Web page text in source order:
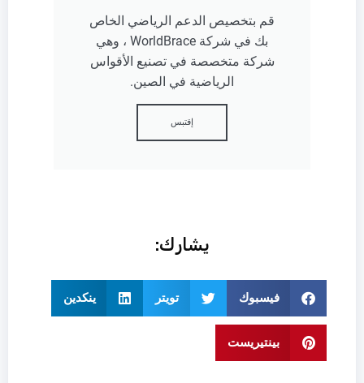
قم بتخصيص الدعم الرياضي الخاص
بك في شركة WorldBrace ، وهي
شركة متخصصة في تصنيع الأقواس
الرياضية في الصين.
إقتبس
يشارك:
فيسبوك تويتر ينكدين
بينتيريست